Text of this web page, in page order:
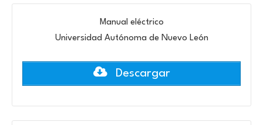
Manual eléctrico
Universidad Autónoma de Nuevo León
Descargar